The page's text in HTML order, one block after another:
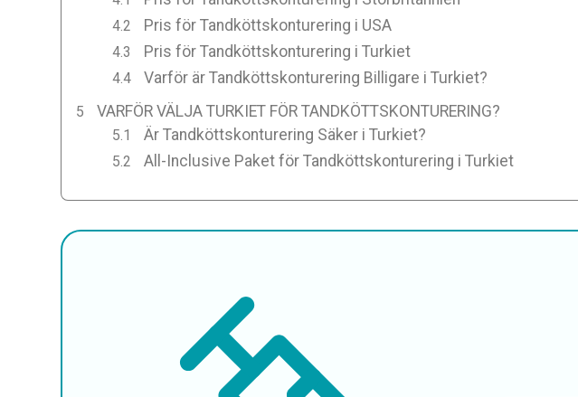
Pris för Tandköttskonturering i USA
Pris för Tandköttskonturering i Turkiet
Varför är Tandköttskonturering Billigare i Turkiet?
VARFÖR VÄLJA TURKIET FÖR TANDKÖTTSKONTURERING?
Är Tandköttskonturering Säker i Turkiet?
All-Inclusive Paket för Tandköttskonturering i Turkiet